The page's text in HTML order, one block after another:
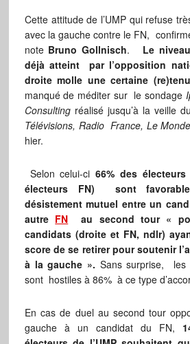
Cette attitude de l’UMP qui refuse
avec la gauche contre le FN,
note Bruno Gollnisch. Le
déjà atteint par l’opposition
droite molle une certaine
manqué de méditer sur le sondage
Consultingréalisé jusqu’à la veille
Télévisions, Radio France, Le Monde
hier.
Selon celui-ci66% des
électeurs FN) sont
désistement mutuel entre un
autre FN au second tour «
candidats (droite et FN, ndlr)
score de se retirer pour soutenir
à la gauche ». Sans surprise, les
sont hostiles à 86% à ce type
En cas de duel au second tour
gauche à un candidat du FN,